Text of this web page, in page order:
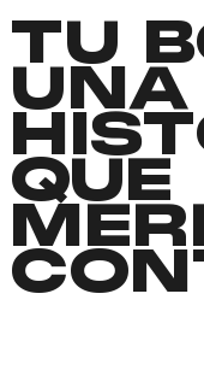
TU
UNA
QUE